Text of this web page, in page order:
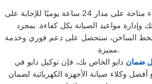
يوفّر لك خدمة عملاء متاحة على مدار 24 ساعة يوميًا للإجابة على
وإدارة مواعيد الصيانة بكل كفاءة. بمجرد
الخط الساخن، ستحصل على دعم فوري وخدمة
مميزة.
ضمان دايو الخاص بك، فإن توكيل دايو في
أفضل وكلاء صيانة الأجهزة الكهربائية لضمان